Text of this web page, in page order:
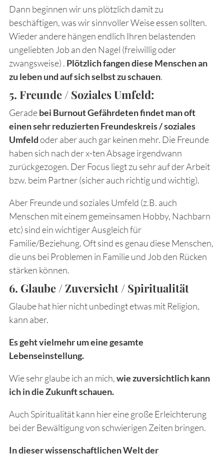
Dann beginnen wir uns plötzlich damit zu
beschäftigen, was wir sinnvoller Weise essen sollten.
Wieder andere hängen endlich Ihren belastenden
ungeliebten Job an den Nagel (freiwillig oder
zwangsweise) . Plötzlich fangen diese Menschen an
zu leben und auf sich selbst zu schauen.
5. Freunde / Soziales Umfeld:
Geradebei Burnout Gefährdeten findet man oft
einen sehr reduzierten Freundeskreis / soziales
Umfeldoder aber auch gar keinen mehr. Die Freunde
haben sich nach der x-ten Absage irgendwann
zurückgezogen. Der Focus liegt zu sehr auf der Arbeit
bzw. beim Partner (sicher auch richtig und wichtig).
Aber Freunde und soziales Umfeld (z.B. auch
Menschen mit einem gemeinsamen Hobby, Nachbarn
etc) sind ein wichtiger Ausgleich für
Familie/Beziehung. Oft sind es genau diese Menschen,
die uns bei Problemen in Familie und Job den Rücken
stärken können.
6. Glaube / Zuversicht / Spiritualität
Glaube hat hier nicht unbedingt etwas mit Religion,
kann aber.
Es geht vielmehr um eine gesamte
Lebenseinstellung.
Wie sehr glaube ich an mich,wie zuversichtlich kann
ich in die Zukunft schauen.
Auch Spiritualität kann hier eine große Erleichterung
bei der Bewältigung von schwierigen Zeiten bringen.
In dieser wissenschaftlichen Welt der